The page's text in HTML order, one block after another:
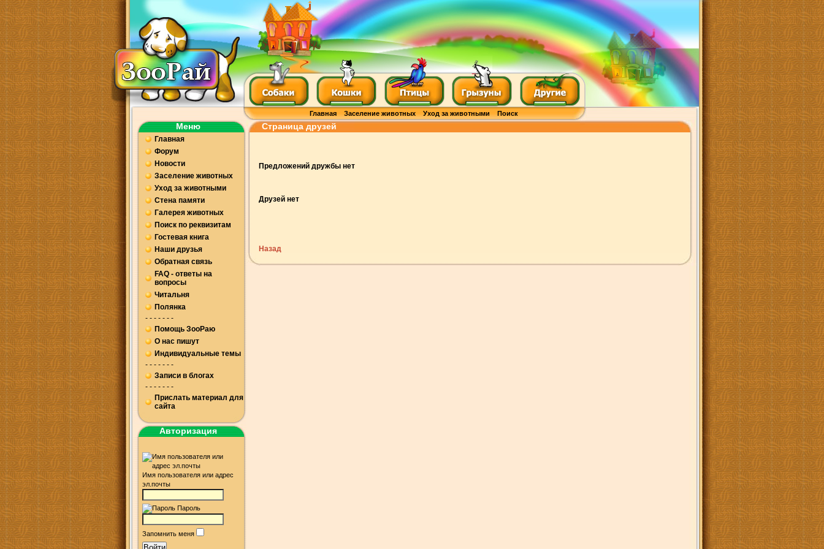
Главная Заселение животных Уход за животными Поиск
Меню
Главная
Форум
Новости
Заселение животных
Уход за животными
Стена памяти
Галерея животных
Поиск по реквизитам
Гостевая книга
Наши друзья
Обратная связь
FAQ - ответы на
вопросы
Читальня
Полянка
- - - - - - -
Помощь ЗооРаю
О нас пишут
Индивидуальные темы
- - - - - - -
Записи в блогах
- - - - - - -
Прислать материал для
сайта
Авторизация
Имя пользователя или адрес
эл.почты
Пароль
Запомнить меня
Страница друзей
Предложений дружбы нет
Друзей нет
Назад